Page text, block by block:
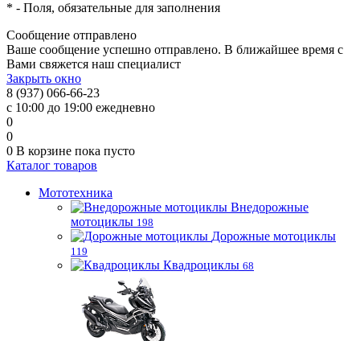
* - Поля, обязательные для заполнения
Сообщение отправлено
Ваше сообщение успешно отправлено. В ближайшее время с
Вами свяжется наш специалист
Закрыть окно
8 (937) 066-66-23
с 10:00 до 19:00 ежедневно
0
0
0 В корзине пока пусто
Каталог товаров
Мототехника
Внедорожные
мотоциклы 198
Дорожные мотоциклы
119
Квадроциклы 68